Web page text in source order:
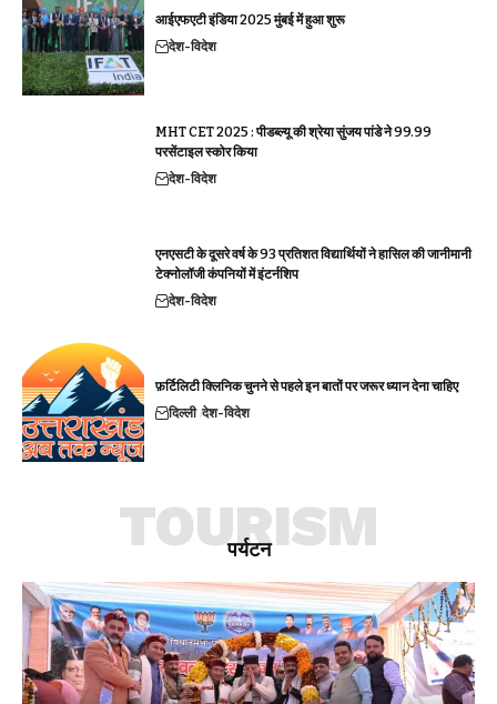
आईएफएटी इंडिया 2025 मुंबई में हुआ शुरू
देश-विदेश
MHT CET 2025 : पीडब्ल्यू की श्रेया सुंजय पांडे ने 99.99
परसेंटाइल स्कोर किया
देश-विदेश
एनएसटी के दूसरे वर्ष के 93 प्रतिशत विद्यार्थियों ने हासिल की जानीमानी
टेक्नोलॉजी कंपनियों में इंटर्नशिप
देश-विदेश
फ़र्टिलिटी क्लिनिक चुनने से पहले इन बातों पर जरूर ध्यान देना चाहिए
दिल्ली देश-विदेश
पर्यटन
TOURISM